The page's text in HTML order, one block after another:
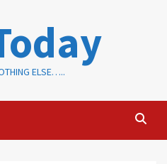
ELSE…..